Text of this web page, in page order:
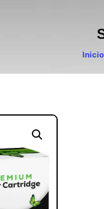
Inicio